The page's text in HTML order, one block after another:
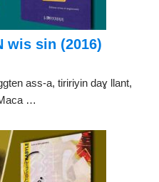
wis sin (2016)
ass-a, tiririyin daɣ llant,
…